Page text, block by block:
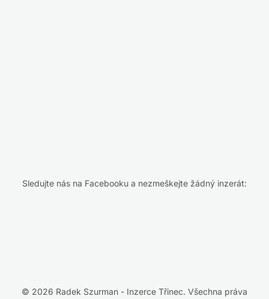
Sledujte nás na Facebooku a nezmeškejte žádný inzerát:
© 2026 Radek Szurman - Inzerce Třinec. Všechna práva